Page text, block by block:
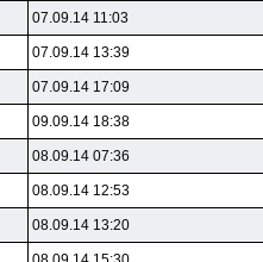
07.09.14 11:03
07.09.14 13:39
07.09.14 17:09
09.09.14 18:38
08.09.14 07:36
08.09.14 12:53
08.09.14 13:20